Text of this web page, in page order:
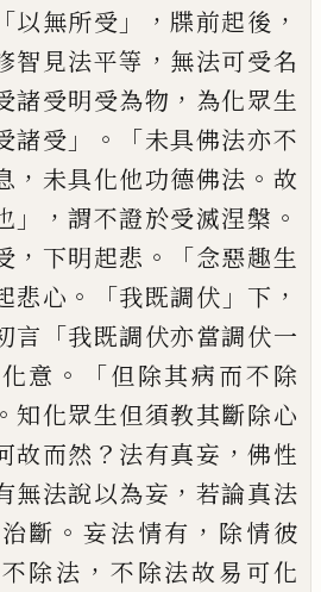
「以無所受 」， 牒前起後 ，
智見法平等 ， 無法可受名
諸受明受為物 ， 為化眾生
諸受 」。「未具佛法亦不
， 未具化他功德佛法 。 故
」，謂不證於受滅涅槃 。
， 下明起悲 。「念惡趣生
悲心 。「我既調伏 」 下 ，
言 「我既調伏亦當調伏一
意 。「但除其病而不除
。知化眾生但須教其斷除心
故而然 ？ 法有真妄 ，佛性
無法說以為妄 ， 若論真法
斷 。 妄法情有 ， 除情彼
除法 ， 不除法故易可化